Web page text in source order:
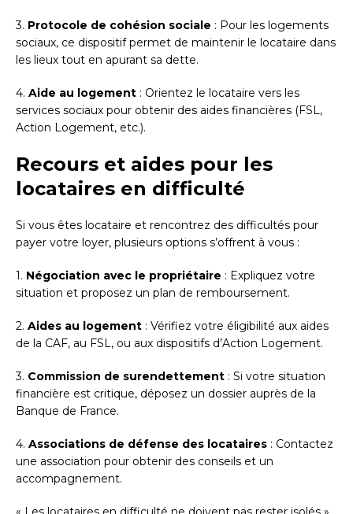
3. Protocole de cohésion sociale : Pour les logements
sociaux, ce dispositif permet de maintenir le locataire dans
les lieux tout en apurant sa dette.
4. Aide au logement : Orientez le locataire vers les
services sociaux pour obtenir des aides financières (FSL,
Action Logement, etc.).
Recours et aides pour les
locataires en difficulté
Si vous êtes locataire et rencontrez des difficultés pour
payer votre loyer, plusieurs options s’offrent à vous :
1. Négociation avec le propriétaire : Expliquez votre
situation et proposez un plan de remboursement.
2. Aides au logement : Vérifiez votre éligibilité aux aides
de la CAF, au FSL, ou aux dispositifs d’Action Logement.
3. Commission de surendettement : Si votre situation
financière est critique, déposez un dossier auprès de la
Banque de France.
4. Associations de défense des locataires : Contactez
une association pour obtenir des conseils et un
accompagnement.